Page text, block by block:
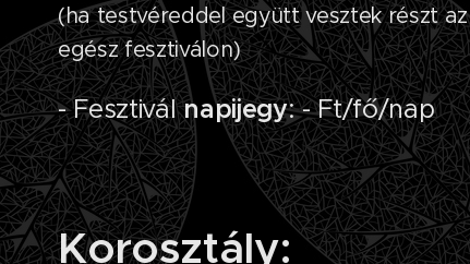
(ha testvéreddel együtt vesztek részt az
egész fesztiválon)
- Fesztiválnapijegy: - Ft/fő/nap
Korosztály: